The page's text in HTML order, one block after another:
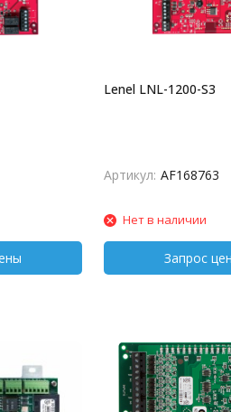
Lenel LNL-1200-S3
Артикул: AF168763
Нет в наличии